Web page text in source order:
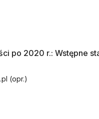
po 2020 r.: Wstępne
(opr.)